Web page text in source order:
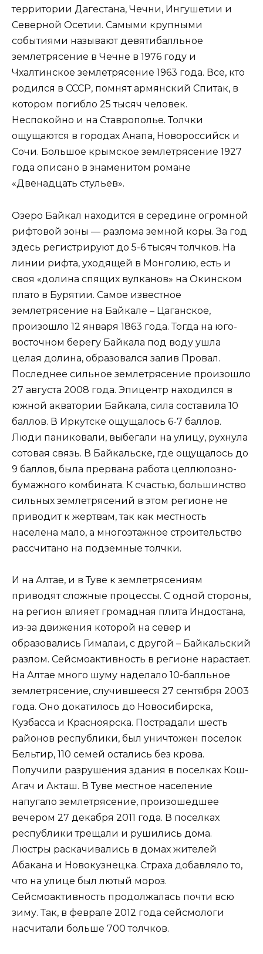
территории Дагестана, Чечни, Ингушетии и
Северной Осетии. Самыми крупными
событиями называют девятибалльное
землетрясение в Чечне в 1976 году и
Чхалтинское землетрясение 1963 года. Все, кто
родился в СССР, помнят армянский Спитак, в
котором погибло 25 тысяч человек.
Неспокойно и на Ставрополье. Толчки
ощущаются в городах Анапа, Новороссийск и
Сочи. Большое крымское землетрясение 1927
года описано в знаменитом романе
«Двенадцать стульев».
Озеро Байкал находится в середине огромной
рифтовой зоны — разлома земной коры. За год
здесь регистрируют до 5-6 тысяч толчков. На
линии рифта, уходящей в Монголию, есть и
своя «долина спящих вулканов» на Окинском
плато в Бурятии. Самое известное
землетрясение на Байкале – Цаганское,
произошло 12 января 1863 года. Тогда на юго-
восточном берегу Байкала под воду ушла
целая долина, образовался залив Провал.
Последнее сильное землетрясение произошло
27 августа 2008 года. Эпицентр находился в
южной акватории Байкала, сила составила 10
баллов. В Иркутске ощущалось 6-7 баллов.
Люди паниковали, выбегали на улицу, рухнула
сотовая связь. В Байкальске, где ощущалось до
9 баллов, была прервана работа целлюлозно-
бумажного комбината. К счастью, большинство
сильных землетрясений в этом регионе не
приводит к жертвам, так как местность
населена мало, а многоэтажное строительство
рассчитано на подземные толчки.
И на Алтае, и в Туве к землетрясениям
приводят сложные процессы. С одной стороны,
на регион влияет громадная плита Индостана,
из-за движения которой на север и
образовались Гималаи, с другой – Байкальский
разлом. Сейсмоактивность в регионе нарастает.
На Алтае много шуму наделало 10-балльное
землетрясение, случившееся 27 сентября 2003
года. Оно докатилось до Новосибирска,
Кузбасса и Красноярска. Пострадали шесть
районов республики, был уничтожен поселок
Бельтир, 110 семей остались без крова.
Получили разрушения здания в поселках Кош-
Агач и Акташ. В Туве местное население
напугало землетрясение, произошедшее
вечером 27 декабря 2011 года. В поселках
республики трещали и рушились дома.
Люстры раскачивались в домах жителей
Абакана и Новокузнецка. Страха добавляло то,
что на улице был лютый мороз.
Сейсмоактивность продолжалась почти всю
зиму. Так, в феврале 2012 года сейсмологи
насчитали больше 700 толчков.